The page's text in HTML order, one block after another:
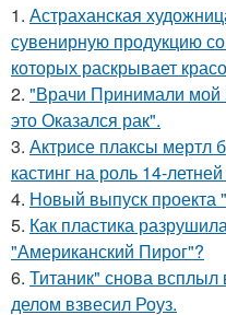
1. Астраханская
сувенирную продукцию
которых раскрывает
2. "Врачи Принимали мой
это Оказался рак".
3. Актрисе плаксы мертл
кастинг на роль 14-
4. Новый выпуск
5. Как пластика
"Американский Пирог"?
6. Титаник" снова
делом взвесил Роуз.